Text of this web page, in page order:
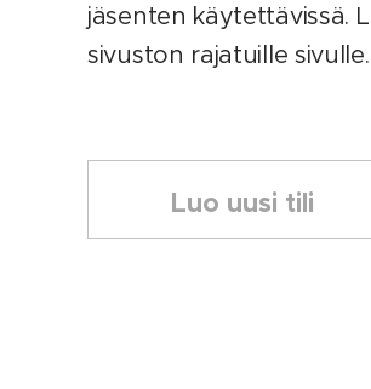
jäsenten käytettävissä.
sivuston rajatuille sivulle.
Luo uusi tili